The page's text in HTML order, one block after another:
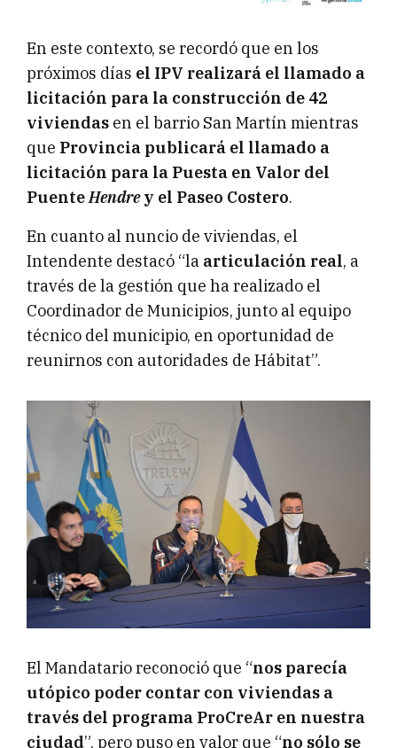
En este contexto, se recordó que en los
próximos días el IPV realizará el llamado a
licitación para la construcción de 42
viviendas en el barrio San Martín mientras
que Provincia publicará el llamado a
licitación para la Puesta en Valor del
PuenteHendrey el Paseo Costero.
En cuanto al nuncio de viviendas, el
Intendente destacó “la articulación real, a
través de la gestión que ha realizado el
Coordinador de Municipios, junto al equipo
técnico del municipio, en oportunidad de
reunirnos con autoridades de Hábitat”.
El Mandatario reconoció que “nos parecía
utópico poder contar con viviendas a
través del programa ProCreAr en nuestra
ciudad”, pero puso en valor que “no sólo se